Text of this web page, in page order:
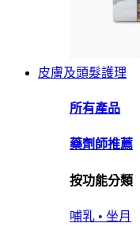
皮膚及頭髮護理
所有產品
藥劑師推薦
按功能分類
哺乳 • 坐月